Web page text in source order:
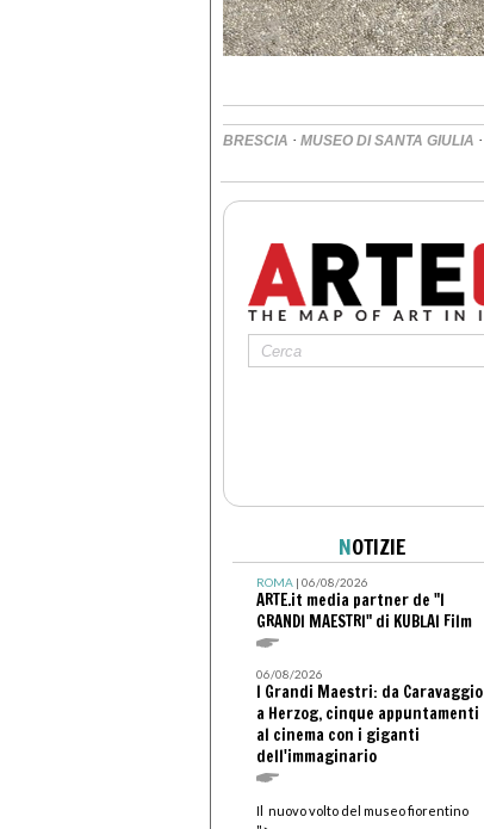
BRESCIA · MUSEO DI SANTA GIULIA ·
NOTIZIE
ROMA| 06/08/2026
ARTE.it media partner de "I
GRANDI MAESTRI" di KUBLAI Film
06/08/2026
I Grandi Maestri: da Caravaggio
a Herzog, cinque appuntamenti
al cinema con i giganti
dell'immaginario
Il nuovo volto del museo fiorentino